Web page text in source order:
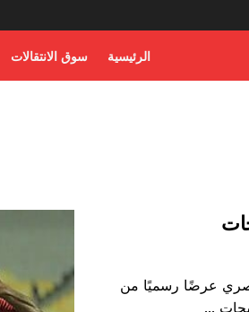
الرئيسية سوق الانتقالات
عرضًا رسميًا من
...